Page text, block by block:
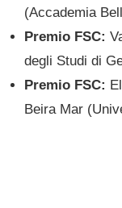
(Accademia
Premio FSC:
degli Studi di
Premio FSC:
Beira Mar